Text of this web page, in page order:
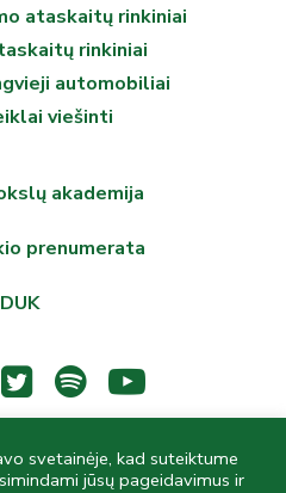
ataskaitų rinkiniai
rinkiniai
automobiliai
viešinti
akademija
prenumerata
DUK
Vrublevskių biblioteka,
svetainėje, kad suteiktume
jūsų pageidavimus ir